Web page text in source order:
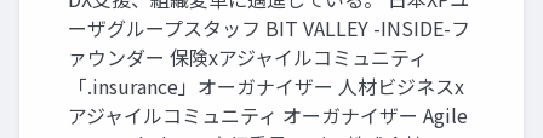
ーザグループスタッフ BIT VALLEY -INSIDE-フ
ァウンダー 保険xアジャイルコミュニティ
「.insurance」オーガナイザー 人材ビジネスx
アジャイルコミュニティ オーガナイザー Agile